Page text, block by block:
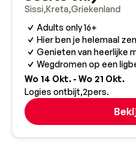
Sissi Kreta Griekenland
Adults only 16+
Hier ben je helemaal zen
Genieten van heerlijke
Wegdromen op een
Wo 14 Okt. - Wo 21 Okt.
Logies ontbijt 2pers.